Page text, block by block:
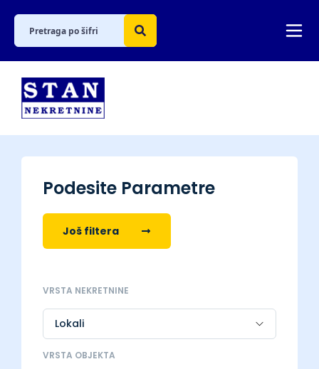
Podesite Parametre
Još filtera
VRSTA NEKRETNINE
VRSTA OBJEKTA